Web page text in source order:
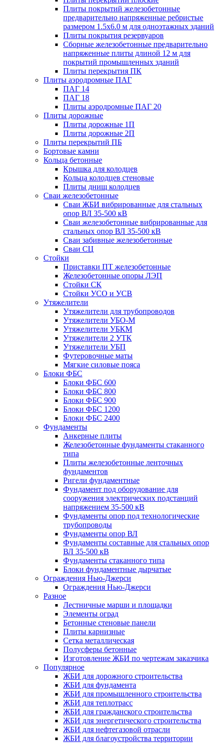
Плиты покрытий железобетонные
предварительно напряженные ребристые
размером 1.5х6.0 м для одноэтажных зданий
Плиты покрытия резервуаров
Сборные железобетонные предварительно
напряженные плиты длиной 12 м для
покрытий промышленных зданий
Плиты перекрытия ПК
Плиты аэродромные ПАГ
ПАГ 14
ПАГ 18
Плиты аэродромные ПАГ 20
Плиты дорожные
Плиты дорожные 1П
Плиты дорожные 2П
Плиты перекрытий ПБ
Бортовые камни
Кольца бетонные
Крышка для колодцев
Кольца колодцев стеновые
Плиты днищ колодцев
Сваи железобетонные
Сваи ЖБИ вибрированные для стальных
опор ВЛ 35-500 кВ
Сваи железобетонные вибрированные для
стальных опор ВЛ 35-500 кВ
Сваи забивные железобетонные
Сваи СЦ
Стойки
Приставки ПТ железобетонные
Железобетонные опоры ЛЭП
Стойки СК
Стойки УСО и УСВ
Утяжелители
Утяжелители для трубопроводов
Утяжелители УБО-М
Утяжелители УБКМ
Утяжелители 2 УТК
Утяжелители УБП
Футеровочные маты
Мягкие силовые пояса
Блоки ФБС
Блоки ФБС 600
Блоки ФБС 800
Блоки ФБС 900
Блоки ФБС 1200
Блоки ФБС 2400
Фундаменты
Анкерные плиты
Железобетонные фундаменты стаканного
типа
Плиты железобетонные ленточных
фундаментов
Ригели фундаментные
Фундамент под оборудование для
сооружения электрических подстанций
напряжением 35-500 кВ
Фундаменты опор под технологические
трубопроводы
Фундаменты опор ВЛ
Фундаменты составные для стальных опор
ВЛ 35-500 кВ
Фундаменты стаканного типа
Блоки фундаментные дырчатые
Ограждения Нью-Джерси
Ограждения Нью-Джерси
Разное
Лестничные марши и площадки
Элементы оград
Бетонные стеновые панели
Плиты карнизные
Сетка металлическая
Полусферы бетонные
Изготовление ЖБИ по чертежам заказчика
Популярное
ЖБИ для дорожного строительства
ЖБИ для фундамента
ЖБИ для промышленного строительства
ЖБИ для теплотрасс
ЖБИ для гражданского строительства
ЖБИ для энергетического строительства
ЖБИ для нефтегазовой отрасли
ЖБИ для благоустройства территории